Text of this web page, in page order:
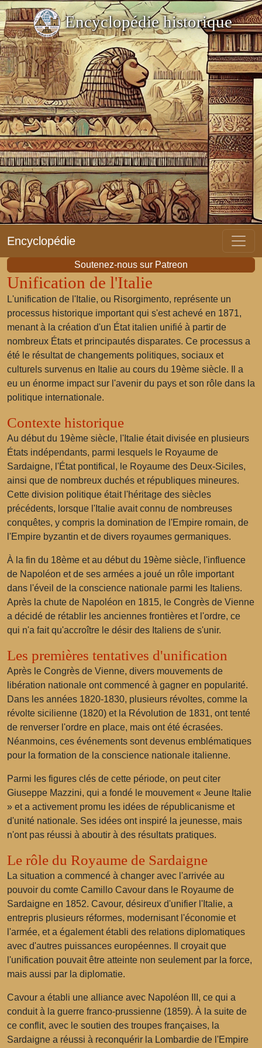
Encyclopédie historique
Encyclopédie
Soutenez-nous sur Patreon
Unification de l'Italie
L'unification de l'Italie, ou Risorgimento, représente un
processus historique important qui s'est achevé en 1871,
menant à la création d'un État italien unifié à partir de
nombreux États et principautés disparates. Ce processus a
été le résultat de changements politiques, sociaux et
culturels survenus en Italie au cours du 19ème siècle. Il a
eu un énorme impact sur l'avenir du pays et son rôle dans la
politique internationale.
Contexte historique
Au début du 19ème siècle, l'Italie était divisée en plusieurs
États indépendants, parmi lesquels le Royaume de
Sardaigne, l'État pontifical, le Royaume des Deux-Siciles,
ainsi que de nombreux duchés et républiques mineures.
Cette division politique était l'héritage des siècles
précédents, lorsque l'Italie avait connu de nombreuses
conquêtes, y compris la domination de l'Empire romain, de
l'Empire byzantin et de divers royaumes germaniques.
À la fin du 18ème et au début du 19ème siècle, l'influence
de Napoléon et de ses armées a joué un rôle important
dans l'éveil de la conscience nationale parmi les Italiens.
Après la chute de Napoléon en 1815, le Congrès de Vienne
a décidé de rétablir les anciennes frontières et l'ordre, ce
qui n'a fait qu'accroître le désir des Italiens de s'unir.
Les premières tentatives d'unification
Après le Congrès de Vienne, divers mouvements de
libération nationale ont commencé à gagner en popularité.
Dans les années 1820-1830, plusieurs révoltes, comme la
révolte sicilienne (1820) et la Révolution de 1831, ont tenté
de renverser l'ordre en place, mais ont été écrasées.
Néanmoins, ces événements sont devenus emblématiques
pour la formation de la conscience nationale italienne.
Parmi les figures clés de cette période, on peut citer
Giuseppe Mazzini, qui a fondé le mouvement « Jeune Italie
» et a activement promu les idées de républicanisme et
d'unité nationale. Ses idées ont inspiré la jeunesse, mais
n'ont pas réussi à aboutir à des résultats pratiques.
Le rôle du Royaume de Sardaigne
La situation a commencé à changer avec l'arrivée au
pouvoir du comte Camillo Cavour dans le Royaume de
Sardaigne en 1852. Cavour, désireux d'unifier l'Italie, a
entrepris plusieurs réformes, modernisant l'économie et
l'armée, et a également établi des relations diplomatiques
avec d'autres puissances européennes. Il croyait que
l'unification pouvait être atteinte non seulement par la force,
mais aussi par la diplomatie.
Cavour a établi une alliance avec Napoléon III, ce qui a
conduit à la guerre franco-prussienne (1859). À la suite de
ce conflit, avec le soutien des troupes françaises, la
Sardaigne a réussi à reconquérir la Lombardie de l'Empire